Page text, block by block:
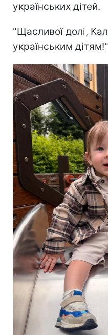
українських дітей.
"Щасливої долі,
українським